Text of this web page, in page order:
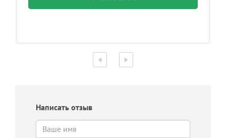
Написать отзыв